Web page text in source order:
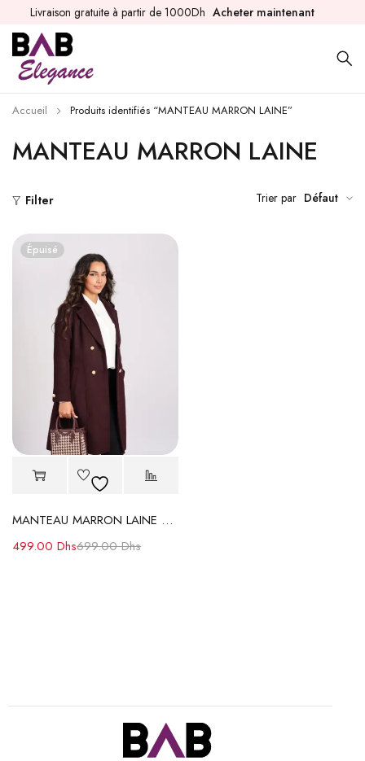
Livraison gratuite à partir de 1000Dh Acheter maintenant
MANTEAU MARRON LAINE
Accueil Produits identifiés “MANTEAU MARRON LAINE”
Filter Trier par Défaut
Épuisé
MANTEAU MARRON LAINE à Col Revers et Boutons Dorés
699.00Dhs
499.00 Dhs